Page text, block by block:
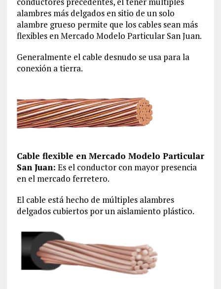
alambres más delgados en sitio de un solo
alambre grueso permite que los cables sean más
flexibles en Mercado Modelo Particular San Juan.
Generalmente el cable desnudo se usa para la
conexión a tierra.
Cable flexible en Mercado Modelo Particular
San Juan: Es el conductor con mayor presencia
en el mercado ferretero.
El cable está hecho de múltiples alambres
delgados cubiertos por un aislamiento plástico.